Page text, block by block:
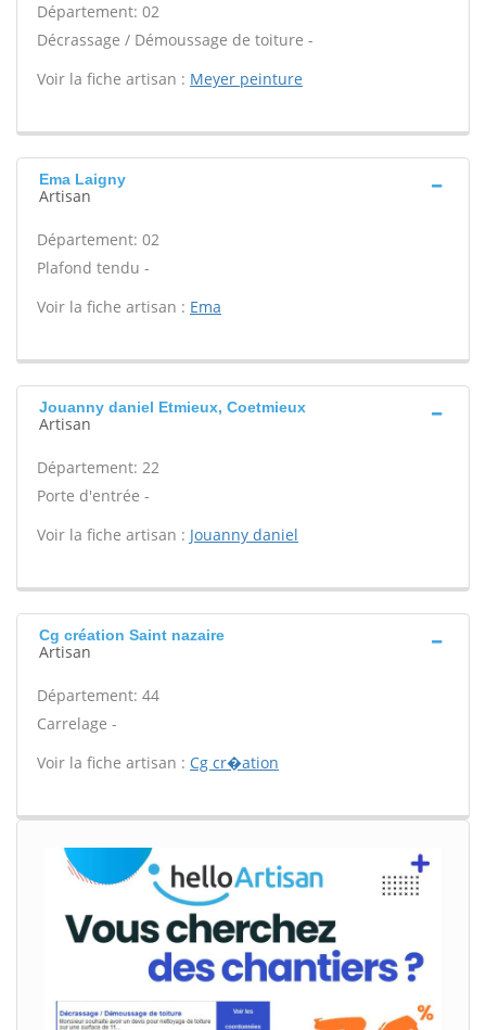
Département: 02
Décrassage / Démoussage de toiture -
Voir la fiche artisan : Meyer peinture
Ema Laigny
Artisan
Département: 02
Plafond tendu -
Voir la fiche artisan : Ema
Jouanny daniel Etmieux, Coetmieux
Artisan
Département: 22
Porte d'entrée -
Voir la fiche artisan : Jouanny daniel
Cg création Saint nazaire
Artisan
Département: 44
Carrelage -
Voir la fiche artisan : Cg cr�ation